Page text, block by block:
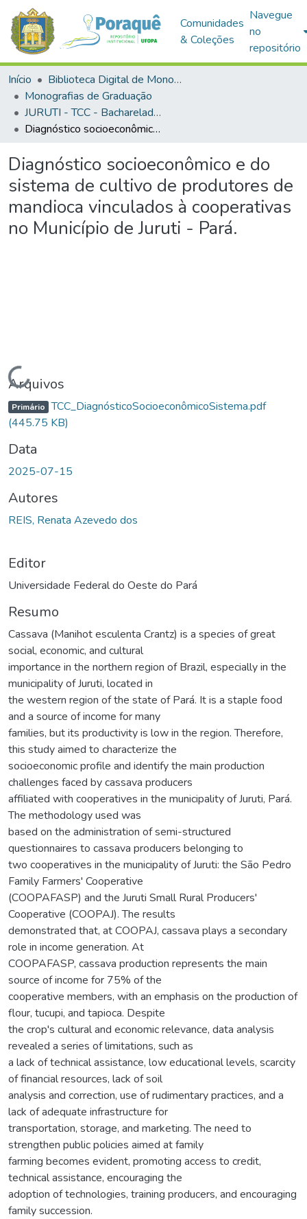
Comunidades
& Coleções
Navegue
no
repositório
Início
Biblioteca Digital de Monografias (BDM)
Monografias de Graduação
JURUTI - TCC - Bacharelado em Agronomia
Diagnóstico socioeconômico e do sistema de cultivo de produtores de mandioca vinculados à cooperativas no Município de Juruti - Pará.
Diagnóstico socioeconômico e do
sistema de cultivo de produtores de
mandioca vinculados à cooperativas
no Município de Juruti - Pará.
Carregando...
Arquivos
Primário TCC_DiagnósticoSocioeconômicoSistema.pdf
(445.75 KB)
Data
2025-07-15
Autores
REIS, Renata Azevedo dos
Editor
Universidade Federal do Oeste do Pará
Resumo
Cassava (Manihot esculenta Crantz) is a species of great
social, economic, and cultural
importance in the northern region of Brazil, especially in the
municipality of Juruti, located in
the western region of the state of Pará. It is a staple food
and a source of income for many
families, but its productivity is low in the region. Therefore,
this study aimed to characterize the
socioeconomic profile and identify the main production
challenges faced by cassava producers
affiliated with cooperatives in the municipality of Juruti, Pará.
The methodology used was
based on the administration of semi-structured
questionnaires to cassava producers belonging to
two cooperatives in the municipality of Juruti: the São Pedro
Family Farmers' Cooperative
(COOPAFASP) and the Juruti Small Rural Producers'
Cooperative (COOPAJ). The results
demonstrated that, at COOPAJ, cassava plays a secondary
role in income generation. At
COOPAFASP, cassava production represents the main
source of income for 75% of the
cooperative members, with an emphasis on the production of
flour, tucupi, and tapioca. Despite
the crop's cultural and economic relevance, data analysis
revealed a series of limitations, such as
a lack of technical assistance, low educational levels, scarcity
of financial resources, lack of soil
analysis and correction, use of rudimentary practices, and a
lack of adequate infrastructure for
transportation, storage, and marketing. The need to
strengthen public policies aimed at family
farming becomes evident, promoting access to credit,
technical assistance, encouraging the
adoption of technologies, training producers, and encouraging
family succession.